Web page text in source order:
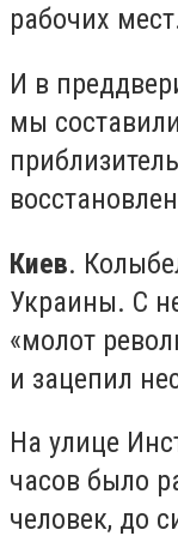
рабочих
И в
мы
Киев.
Украины. С
«молот
и зацепил
На улице
часов было
человек, до